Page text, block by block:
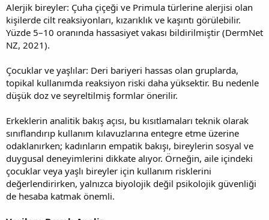
Alerjik bireyler: Çuha çiçeği ve Primula türlerine alerjisi olan
kişilerde cilt reaksiyonları, kızarıklık ve kaşıntı görülebilir.
Yüzde 5–10 oranında hassasiyet vakası bildirilmiştir (DermNet
NZ, 2021).
Çocuklar ve yaşlılar: Deri bariyeri hassas olan gruplarda,
topikal kullanımda reaksiyon riski daha yüksektir. Bu nedenle
düşük doz ve seyreltilmiş formlar önerilir.
Erkeklerin analitik bakış açısı, bu kısıtlamaları teknik olarak
sınıflandırıp kullanım kılavuzlarına entegre etme üzerine
odaklanırken; kadınların empatik bakışı, bireylerin sosyal ve
duygusal deneyimlerini dikkate alıyor. Örneğin, aile içindeki
çocuklar veya yaşlı bireyler için kullanım risklerini
değerlendirirken, yalnızca biyolojik değil psikolojik güvenliği
de hesaba katmak önemli.